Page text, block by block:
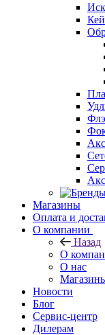
Магазины
Оплата и
О компании
Назад
О
О нас
Новости
Блог
Сервис-центр
Дилерам